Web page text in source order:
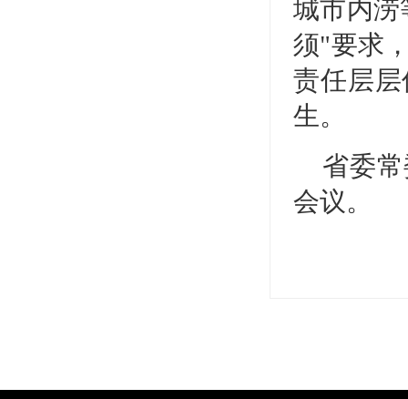
城市内涝
须"要求
责任层
生。
省委
会议。